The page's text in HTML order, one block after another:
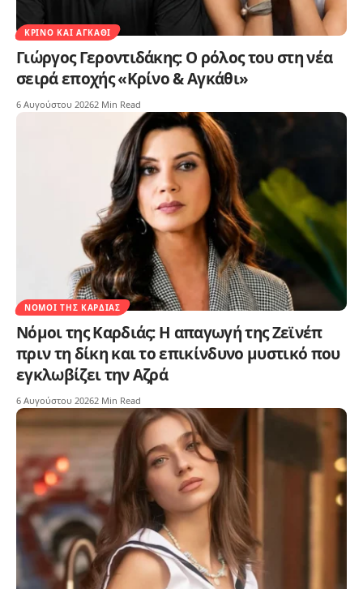
ΚΡΊΝΟ ΚΑΙ ΑΓΚΆΘΙ
Γιώργος Γεροντιδάκης: Ο ρόλος του στη νέα
σειρά εποχής «Κρίνο & Αγκάθι»
6 Αυγούστου 20262 Min Read
ΝΌΜΟΙ ΤΗΣ ΚΑΡΔΙΆΣ
Νόμοι της Καρδιάς: Η απαγωγή της Ζεϊνέπ
πριν τη δίκη και το επικίνδυνο μυστικό που
εγκλωβίζει την Αζρά
6 Αυγούστου 20262 Min Read